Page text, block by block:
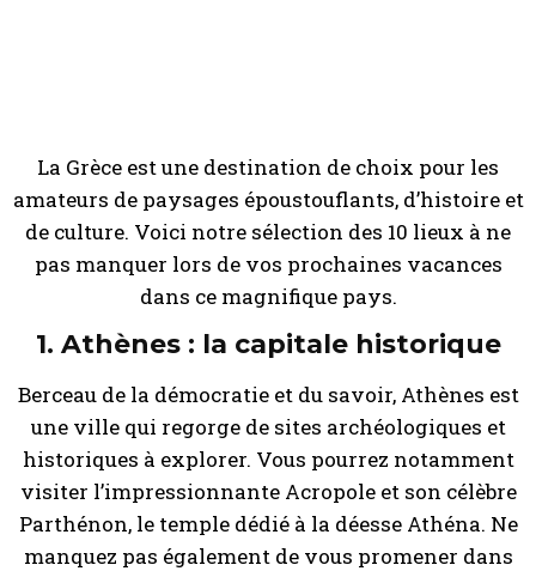
La Grèce est une destination de choix pour les
amateurs de paysages époustouflants, d’histoire et
de culture. Voici notre sélection des 10 lieux à ne
pas manquer lors de vos prochaines vacances
dans ce magnifique pays.
1. Athènes : la capitale historique
Berceau de la démocratie et du savoir, Athènes est
une ville qui regorge de sites archéologiques et
historiques à explorer. Vous pourrez notamment
visiter l’impressionnante Acropole et son célèbre
Parthénon, le temple dédié à la déesse Athéna. Ne
manquez pas également de vous promener dans